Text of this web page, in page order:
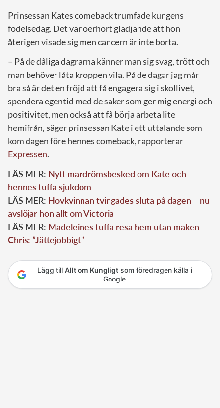
Prinsessan Kates comeback trumfade kungens
födelsedag. Det var oerhört glädjande att hon
återigen visade sig men cancern är inte borta.
– På de dåliga dagrarna känner man sig svag, trött och
man behöver låta kroppen vila. På de dagar jag mår
bra så är det en fröjd att få engagera sig i skollivet,
spendera egentid med de saker som ger mig energi och
positivitet, men också att få börja arbeta lite
hemifrån, säger prinsessan Kate i ett uttalande som
kom dagen före hennes comeback, rapporterar
Expressen.
LÄS MER: Nytt mardrömsbesked om Kate och
hennes tuffa sjukdom
LÄS MER: Hovkvinnan tvingades sluta på dagen – nu
avslöjar hon allt om Victoria
LÄS MER: Madeleines tuffa resa hem utan maken
Chris: ”Jättejobbigt”
Lägg till Allt om Kungligtsom föredragen källa i
Google